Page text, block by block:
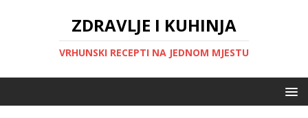
ZDRAVLJE I KUHINJA
VRHUNSKI RECEPTI NA JEDNOM MJESTU